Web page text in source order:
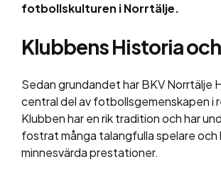
fotbollskulturen i Norrtälje.
Klubbens Historia
Sedan grundandet har BKV Norrtälje
central del av fotbollsgemenskapen i
Klubben har en rik tradition och har
fostrat många talangfulla spelare och
minnesvärda prestationer.